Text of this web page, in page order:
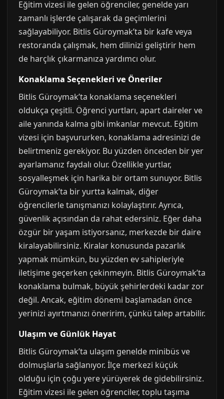
Eğitim vizesi ile gelen öğrenciler, genelde yarı
zamanlı işlerde çalışarak da geçimlerini
sağlayabiliyor. Bitlis Güroymak’ta bir kafe veya
restoranda çalışmak, hem dilinizi geliştirir hem
de harçlık çıkarmanıza yardımcı olur.
Konaklama Seçenekleri ve Öneriler
Bitlis Güroymak’ta konaklama seçenekleri
oldukça çeşitli. Öğrenci yurtları, apart daireler ve
aile yanında kalma gibi imkanlar mevcut. Eğitim
vizesi için başvururken, konaklama adresinizi de
belirtmeniz gerekiyor. Bu yüzden önceden bir yer
ayarlamanız faydalı olur. Özellikle yurtlar,
sosyalleşmek için harika bir ortam sunuyor. Bitlis
Güroymak’ta bir yurtta kalmak, diğer
öğrencilerle tanışmanızı kolaylaştırır. Ayrıca,
güvenlik açısından da rahat edersiniz. Eğer daha
özgür bir yaşam istiyorsanız, merkezde bir daire
kiralayabilirsiniz. Kiralar konusunda pazarlık
yapmak mümkün, bu yüzden ev sahipleriyle
iletişime geçerken çekinmeyin. Bitlis Güroymak’ta
konaklama bulmak, büyük şehirlerdeki kadar zor
değil. Ancak, eğitim dönemi başlamadan önce
yerinizi ayırtmanızı öneririm, çünkü talep artabilir.
Ulaşım ve Günlük Hayat
Bitlis Güroymak’ta ulaşım genelde minibüs ve
dolmuşlarla sağlanıyor. İlçe merkezi küçük
olduğu için çoğu yere yürüyerek de gidebilirsiniz.
Eğitim vizesi ile gelen öğrenciler, toplu taşıma